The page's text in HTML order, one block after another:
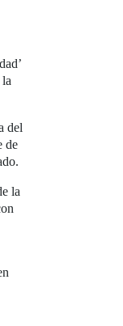
del
de
la